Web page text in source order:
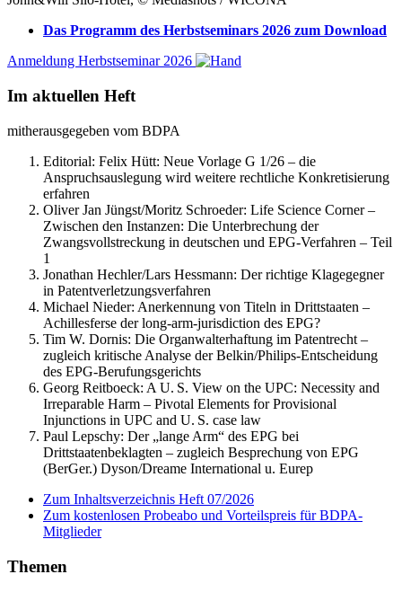
Das Programm des Herbstseminars 2026 zum Download
Anmeldung Herbstseminar 2026
Im aktuellen Heft
mitherausgegeben vom BDPA
Editorial: Felix Hütt: Neue Vorlage G 1/26 – die
Anspruchsauslegung wird weitere rechtliche Konkretisierung
erfahren
Oliver Jan Jüngst/Moritz Schroeder: Life Science Corner –
Zwischen den Instanzen: Die Unterbrechung der
Zwangsvollstreckung in deutschen und EPG-Verfahren – Teil
1
Jonathan Hechler/Lars Hessmann: Der richtige Klagegegner
in Patentverletzungsverfahren
Michael Nieder: Anerkennung von Titeln in Drittstaaten –
Achillesferse der long-arm-jurisdiction des EPG?
Tim W. Dornis: Die Organwalterhaftung im Patentrecht –
zugleich kritische Analyse der Belkin/Philips-Entscheidung
des EPG-Berufungsgerichts
Georg Reitboeck: A U. S. View on the UPC: Necessity and
Irreparable Harm – Pivotal Elements for Provisional
Injunctions in UPC and U. S. case law
Paul Lepschy: Der „lange Arm“ des EPG bei
Drittstaatenbeklagten – zugleich Besprechung von EPG
(BerGer.) Dyson/Dreame International u. Eurep
Zum Inhaltsverzeichnis Heft 07/2026
Zum kostenlosen Probeabo und Vorteilspreis für BDPA-
Mitglieder
Themen